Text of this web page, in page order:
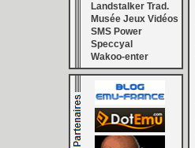
Landstalker Trad.
Musée Jeux Vidéos
SMS Power
Speccyal
Wakoo-enter